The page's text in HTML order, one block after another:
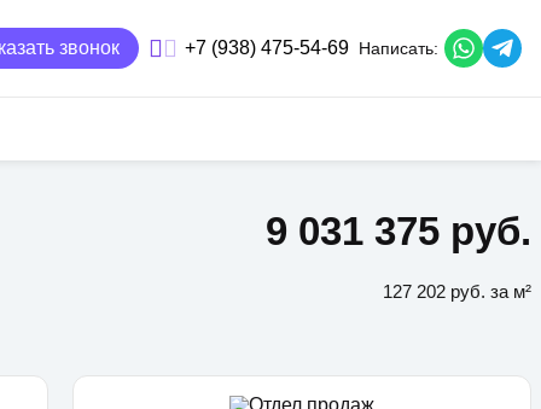
звонок +7 (938) 475-54-69 Написать:
9 031 375 руб.
127 202 руб. за м²